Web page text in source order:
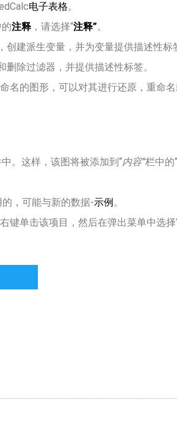
电子表格。
注释 ，请选择“注释”。
创建派生变量，并为变量提供描述性标
删除过滤器，并提供描述性标签。
名的图形，可以对其进行还原，重命
。这样，该图将被添加到“内容”栏中的“
，可能与新的数据-示例。
键单击该项目，然后在弹出菜单中选择“